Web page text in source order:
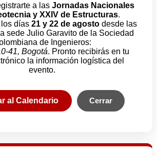
a las Jornadas Nacionales
y XXIV de Estructuras.
días 21 y 22 de agostodesde las
sede Julio Garavito de la Sociedad
de Ingenieros:
41, Bogotá. Pronto recibirás en tu
la información logística del
evento.
al Calendario Cerrar